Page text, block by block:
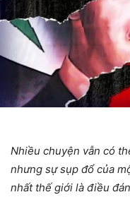
Nhiều chuyện vẫn có
nhưng sự sụp đổ của
nhất thế giới là điều